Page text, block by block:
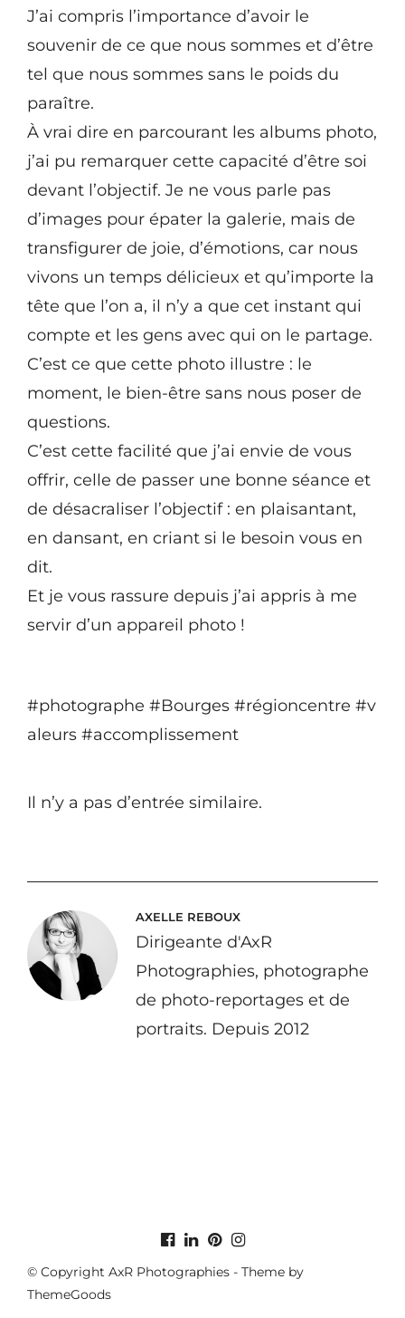
J’ai compris l’importance d’avoir le
souvenir de ce que nous sommes et d’être
tel que nous sommes sans le poids du
paraître.
À vrai dire en parcourant les albums photo,
j’ai pu remarquer cette capacité d’être soi
devant l’objectif. Je ne vous parle pas
d’images pour épater la galerie, mais de
transfigurer de joie, d’émotions, car nous
vivons un temps délicieux et qu’importe la
tête que l’on a, il n’y a que cet instant qui
compte et les gens avec qui on le partage.
C’est ce que cette photo illustre : le
moment, le bien-être sans nous poser de
questions.
C’est cette facilité que j’ai envie de vous
offrir, celle de passer une bonne séance et
de désacraliser l’objectif : en plaisantant,
en dansant, en criant si le besoin vous en
dit.
Et je vous rassure depuis j’ai appris à me
servir d’un appareil photo !
#photographe #Bourges #régioncentre #v
aleurs #accomplissement
Il n’y a pas d’entrée similaire.
AXELLE REBOUX
Dirigeante d'AxR
Photographies, photographe
de photo-reportages et de
portraits. Depuis 2012
© Copyright AxR Photographies - Theme by
ThemeGoods